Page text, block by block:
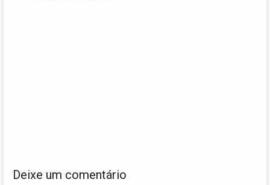
Deixe um comentário